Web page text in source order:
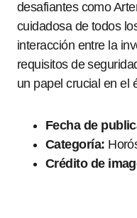
desafiantes como
cuidadosa de todos
interacción entre la
requisitos de
un papel crucial en el
Fecha de
Categoría:
Crédito de